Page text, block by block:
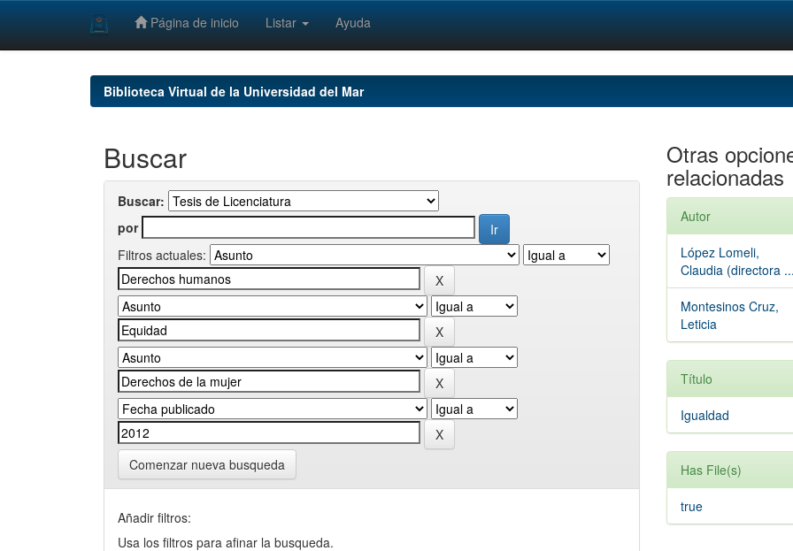
Página de inicio Listar Ayuda
Biblioteca Virtual de la Universidad del Mar
Buscar
Buscar:
por
Filtros actuales:
Comenzar nueva busqueda
Añadir filtros:
Usa los filtros para afinar la busqueda.
Otras
relacionadas
Autor
López Lomeli,
Claudia (directora
Montesinos Cruz,
Leticia
Título
Igualdad
Has File(s)
true